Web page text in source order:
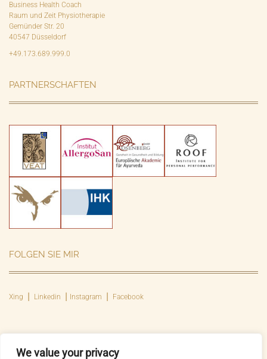
We value your privacy
Business Health Coach
Raum und Zeit Physiotherapie
Gemünder Str. 20
40547 Düsseldorf
+49.173.689.999.0
PARTNERSCHAFTEN
FOLGEN SIE MIR
Xing Linkedin ⎮ Instagram ⎮ Facebook
Sobald wir die Interessen des Anderen erkannt und verstanden haben, ist auch